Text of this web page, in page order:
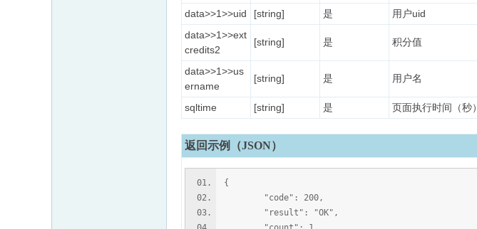
data>>1>>uid
[string] 是 用户uid
data>>1>>ext
credits2
[string] 是 积分值
data>>1>>us
ername
[string] 是 用户名
sqltime [string] 是 页面执行时间（秒）
返回示例（JSON）
{
"code": 200,
"result": "OK",